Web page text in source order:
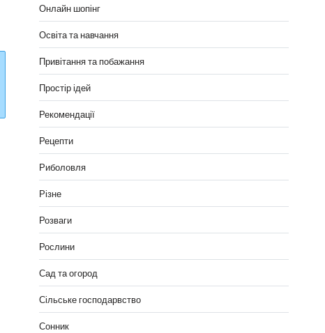
Онлайн шопінг
Освіта та навчання
Привітання та побажання
Простір ідей
Рекомендації
Рецепти
Риболовля
Різне
Розваги
Рослини
Сад та огород
Сільське господарвство
Сонник